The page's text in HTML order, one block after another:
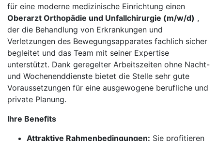
für eine moderne medizinische Einrichtung einen
Oberarzt Orthopädie und Unfallchirurgie (m/w/d) ,
der die Behandlung von Erkrankungen und
Verletzungen des Bewegungsapparates fachlich sicher
begleitet und das Team mit seiner Expertise
unterstützt. Dank geregelter Arbeitszeiten ohne Nacht-
und Wochenenddienste bietet die Stelle sehr gute
Voraussetzungen für eine ausgewogene berufliche und
private Planung.
Ihre Benefits
Attraktive Rahmenbedingungen: Sie profitieren